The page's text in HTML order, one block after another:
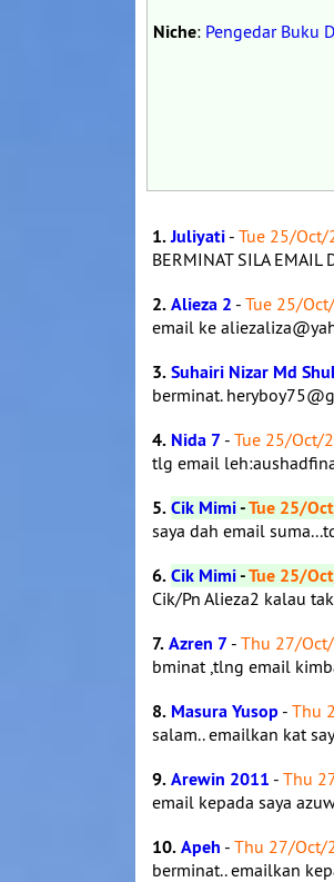
Niche: Pengedar Buku
1.Juliyati - Tue 25/Oct/
BERMINAT SILA
2.Alieza 2 - Tue 25/
email ke
3.Suhairi Nizar Md
berminat.
4. Nida 7 - Tue 25/Oct/
tlg email
5.Cik Mimi-Tue 25/
saya dah email
6.Cik Mimi-Tue 25/
Cik/Pn Alieza2 kalau
7.Azren 7 - Thu 27/
bminat ,tlng email
8. Masura Yusop - Thu
salam.. emailkan kat
9.Arewin 2011 - Thu
email kepada saya
10.Apeh - Thu 27/Oct/
berminat.. emailkan